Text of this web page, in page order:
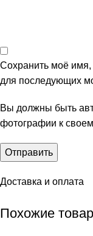
Сохранить моё имя,
для последующих
Вы должны быть
фотографии к
Доставка и оплата
Похожие